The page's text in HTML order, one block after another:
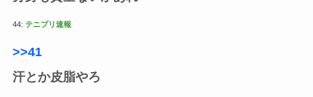
44: テニプリ速報
>>41
汗とか皮脂やろ